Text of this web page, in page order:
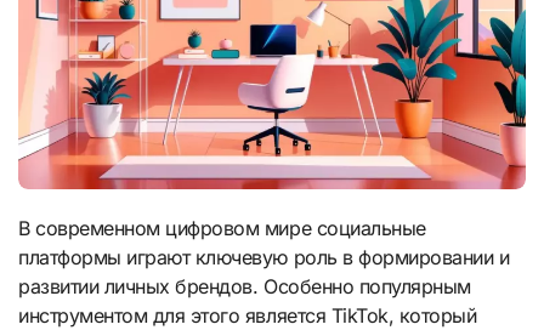
В современном цифровом мире социальные
платформы играют ключевую роль в формировании и
развитии личных брендов. Особенно популярным
инструментом для этого является TikTok, который